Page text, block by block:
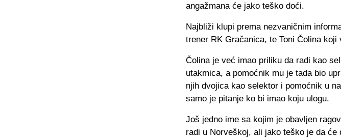
angažmana će jako teško doći.
Najbliži klupi prema nezvaničnim
trener RK Gračanica, te Toni Čolina
Čolina je već imao priliku da radi kao
utakmica, a pomoćnik mu je tada bio
njih dvojica kao selektor i pomoćnik u
samo je pitanje ko bi imao koju ulogu.
Još jedno ime sa kojim je obavljen
radi u Norveškoj, ali jako teško je da će